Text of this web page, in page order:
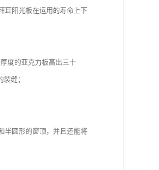
耳阳光板在运用的寿命上下
度的亚克力板高出三十
缝；
半圆形的窗顶，并且还能将